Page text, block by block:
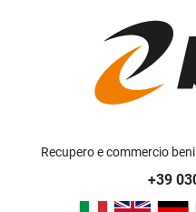
Recupero e commercio
+39